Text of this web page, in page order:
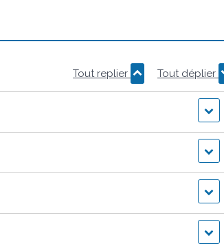
Tout replier Tout déplier